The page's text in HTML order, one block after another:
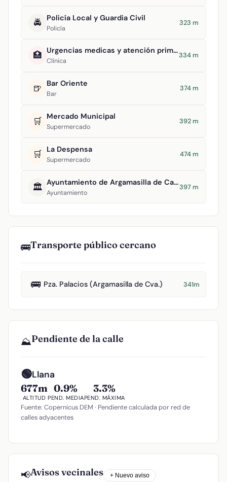
🚔 Policía Local y Guardia Civil
Policía
323 m
🏥 Urgencias medicas y atención primaria
Clínica
334 m
🍺 Bar Oriente
Bar
374 m
🛒 Mercado Municipal
Supermercado
392 m
🛒 La Despensa
Supermercado
474 m
🏛️ Ayuntamiento de Argamasilla de Calatrava
Ayuntamiento
397 m
🚌Transporte público cercano
🚌 Pza. Palacios (Argamasilla de Cva.) 341m
⛰️Pendiente de la calle
🟢Llana
677m
ALTITUD
0.9%
PEND. MEDIA
3.3%
PEND. MÁXIMA
Fuente: Copernicus DEM · Pendiente calculada por red de
calles adyacentes
📢Avisos vecinales + Nuevo aviso